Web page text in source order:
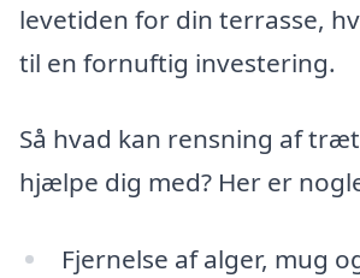
levetiden for din terrasse,
til en fornuftig investering.
Så hvad kan rensning af
hjælpe dig med? Her er
Fjernelse af alger, mug